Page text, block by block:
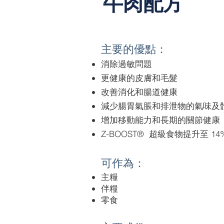
主要的優點：
消除過敏問題
更健康的皮膚和毛髮
改善消化和腸道健康
減少腸胃氣脹和排泄物的氣味及
增加移動能力和長期的關節健康
Z-BOOST® 超級食物提升至
可作為：
主糧
伴糧​
零食